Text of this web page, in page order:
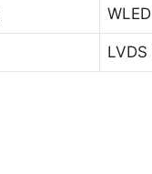
WLED